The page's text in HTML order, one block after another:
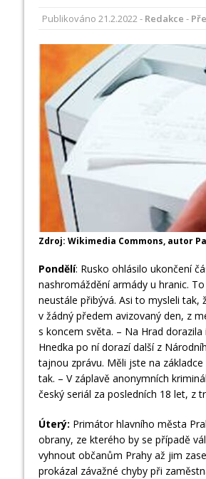
Publikováno 21.2.2022- Redakce -
Zdroj: Wikimedia Commons, autor
Pondělí: Rusko ohlásilo ukončení
nashromáždění armády u hranic.
neustále přibývá. Asi to mysleli
v žádný předem avizovaný den, z
s koncem světa. – Na Hrad
Hnedka po ní dorazí další z
tajnou zprávu. Měli jste na
tak. – V záplavě anonymních
český seriál za posledních 18 let, z
Úterý: Primátor hlavního města
obrany, ze kterého by se případě
vyhnout občanům Prahy až jim
prokázal závažné chyby při